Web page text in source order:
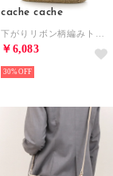
cache cache
￥6,083
30%